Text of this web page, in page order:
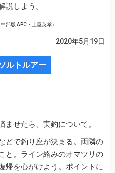
説しよう。
部版 APC・土屋英孝）
2020年5月19日
ソルトルアー
ませたら、実釣について。
どで釣り座が決まる。両隣の
と。ライン絡みのオマツリの
帰を心がけよう。ポイントに